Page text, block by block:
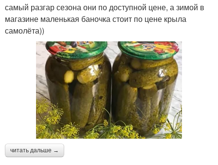
самый разгар сезона они по доступной цене, а зимой в
магазине маленькая баночка стоит по цене крыла
самолёта))
читать дальше →